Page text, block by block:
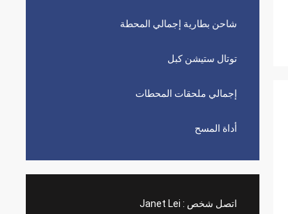
شاحن بطارية إجمالي المحطة
توتال ستيشن كبل
إجمالي ملحقات المحطات
أداة المسح
اتصل شخص : Janet Lei